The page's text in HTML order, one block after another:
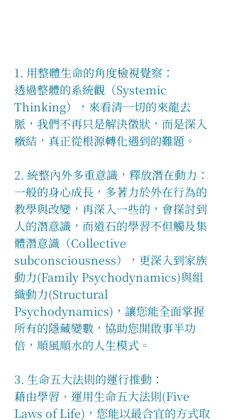
1. 用整體生命的角度檢視覺察：
透過整體的系統觀（Systemic
Thinking），來看清一切的來龍去
脈，我們不再只是解決徵狀，而是深入
癥結，真正從根源轉化遇到的難題。
2. 統整內外多重意識，釋放潛在動力：
一般的身心成長，多著力於外在行為的
教學與改變，再深入一些的，會探討到
人的潛意識，而道石的學習不但觸及集
體潛意識（Collective
subconsciousness），更深入到家族
動力(Family Psychodynamics)與組
織動力(Structural
Psychodynamics)，讓您能全面掌握
所有的隱藏變數，協助您開啟事半功
倍，順風順水的人生模式。
3. 生命五大法則的運行推動：
藉由學習、運用生命五大法則(Five
Laws of Life)，您能以最合宜的方式取